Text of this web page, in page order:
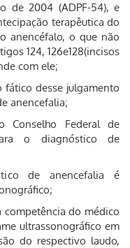
de 2004 (ADPF-54), e
terapêutica do
anencéfalo, o que não
124, 126e128(incisos
com ele;
fático desse julgamento
anencefalia;
Conselho Federal de
o diagnóstico de
de anencefalia é
competência do médico
ultrassonográfico em
do respectivo laudo,